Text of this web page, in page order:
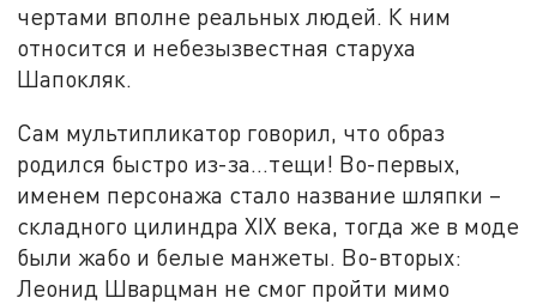
чертами вполне реальных людей. К ним
относится и небезызвестная старуха
Шапокляк.
Сам мультипликатор говорил, что образ
родился быстро из-за…тещи! Во-первых,
именем персонажа стало название шляпки –
складного цилиндра XIX века, тогда же в моде
были жабо и белые манжеты. Во-вторых:
Леонид Шварцман не смог пройти мимо